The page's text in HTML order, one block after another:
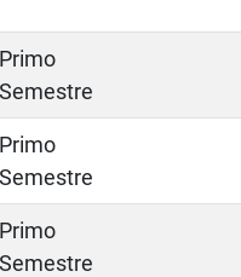
Primo
Semestre
Primo
Semestre
Primo
Semestre